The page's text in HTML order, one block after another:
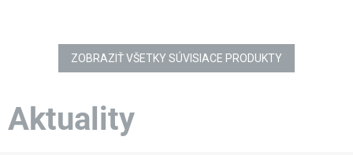
ZOBRAZIŤ VŠETKY SÚVISIACE PRODUKTY
Aktuality